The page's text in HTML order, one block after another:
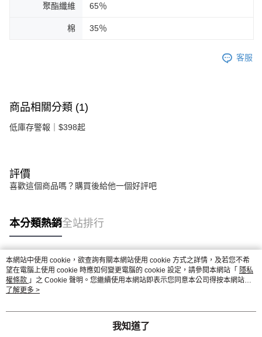
聚酯纖維 65％
棉 35％
客服
商品相關分類 (1)
低庫存警報｜$398起
評價
喜歡這個商品嗎？購買後給他一個好評吧
本分類熱銷全站排行
熱門標籤
本網站中使用 cookie，欲查詢有關本網站使用 cookie 方式之詳情，及若您不希
望在電腦上使用 cookie 時應如何變更電腦的 cookie 設定，請參閱本網站「 隱私
權條款 」之 Cookie 聲明。您繼續使用本網站即表示您同意本公司得按本網站使
用條款之 Cookie 聲明使用 cookie。
了解更多 >
我知道了